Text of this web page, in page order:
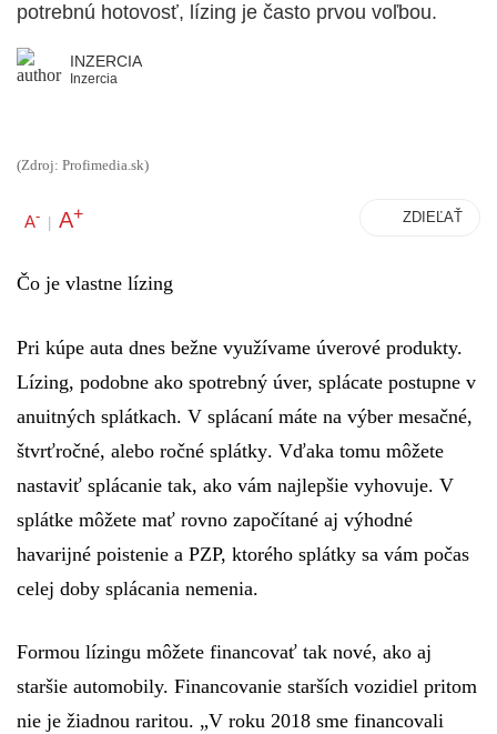
potrebnú hotovosť, lízing je často prvou voľbou.
INZERCIA
Inzercia
(Zdroj: Profimedia.sk)
A- | A+ ZDIEĽAŤ
Čo je vlastne lízing
Pri kúpe auta dnes bežne využívame úverové produkty.
Lízing, podobne ako spotrebný úver, splácate postupne v
anuitných splátkach. V splácaní máte na výber mesačné,
štvrťročné, alebo ročné splátky. Vďaka tomu môžete
nastaviť splácanie tak, ako vám najlepšie vyhovuje. V
splátke môžete mať rovno započítané aj výhodné
havarijné poistenie a PZP, ktorého splátky sa vám počas
celej doby splácania nemenia.
Formou lízingu môžete financovať tak nové, ako aj
staršie automobily. Financovanie starších vozidiel pritom
nie je žiadnou raritou. „V roku 2018 sme financovali